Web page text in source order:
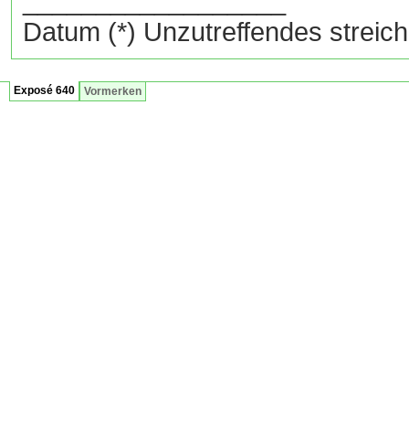
Datum (*) Unzutreffendes
Exposé 640 Vormerken